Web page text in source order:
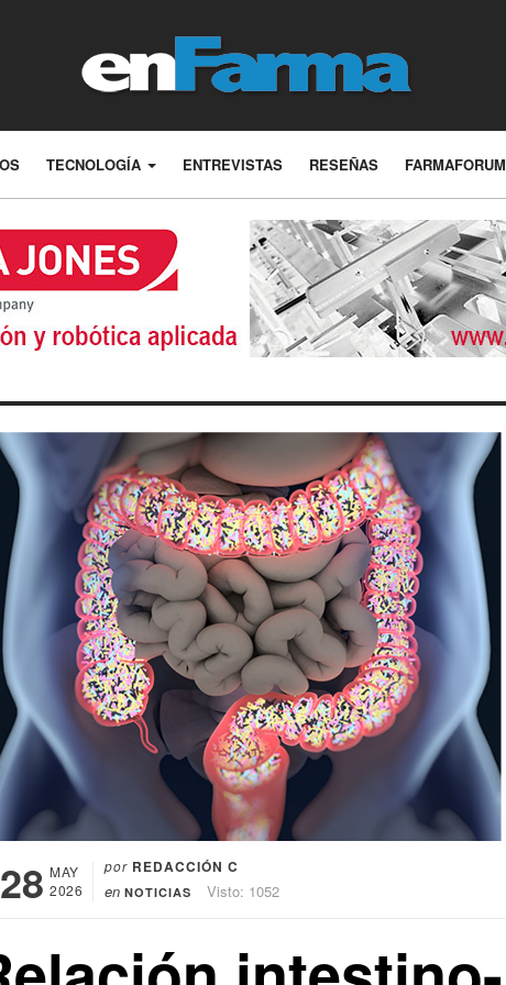
TECNOLOGÍA ENTREVISTAS RESEÑAS FARMAFORUM
28 MAY
2026
por REDACCIÓN C
en NOTICIAS Visto: 1052